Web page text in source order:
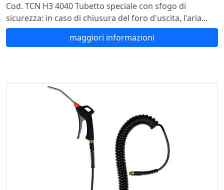
Cod. TCN H3 4040 Tubetto speciale con sfogo di
sicurezza: in caso di chiusura del foro d'uscita, l'aria...
maggiori informazioni